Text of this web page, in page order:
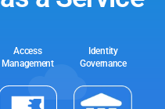
Access
Management
Identity
Governance